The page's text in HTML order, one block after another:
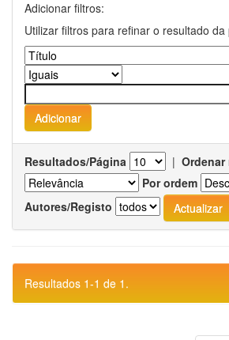
Adicionar filtros:
Utilizar filtros para refinar o resultado da
Resultados/Página |
Por ordem
Autores/Registo
Resultados 1-1 de 1.